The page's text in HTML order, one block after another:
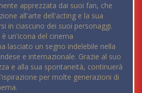
apprezzata dai suoi fan, che
all'arte dell'acting e la sua
in ciascuno dei suoi personaggi.
un'icona del cinema
lasciato un segno indelebile nella
e internazionale. Grazie al suo
e alla sua spontaneità, continuerà
per molte generazioni di